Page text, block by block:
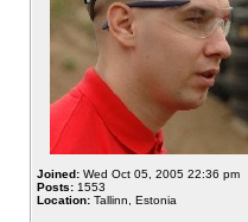
Joined: Wed Oct 05, 2005 22:36 pm
Posts: 1553
Location: Tallinn, Estonia